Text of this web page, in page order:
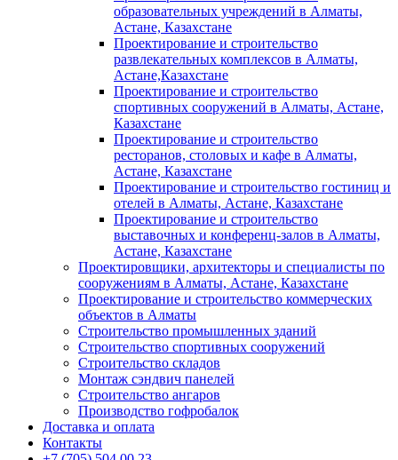
образовательных учреждений в Алматы,
Астане, Казахстане
Проектирование и строительство
развлекательных комплексов в Алматы,
Астане,Казахстане
Проектирование и строительство
спортивных сооружений в Алматы, Астане,
Казахстане
Проектирование и строительство
ресторанов, столовых и кафе в Алматы,
Астане, Казахстане
Проектирование и строительство гостиниц и
отелей в Алматы, Астане, Казахстане
Проектирование и строительство
выставочных и конференц-залов в Алматы,
Астане, Казахстане
Проектировщики, архитекторы и специалисты по
сооружениям в Алматы, Астане, Казахстане
Проектирование и строительство коммерческих
объектов в Алматы
Строительство промышленных зданий
Строительство спортивных сооружений
Строительство складов
Монтаж сэндвич панелей
Строительство ангаров
Производство гофробалок
Доставка и оплата
Контакты